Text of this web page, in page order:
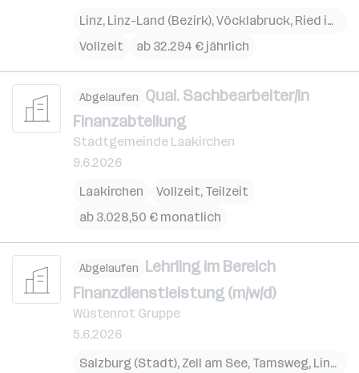
Linz, Linz-Land (Bezirk),Vöcklabruck, Ried im Innkreis
Vollzeit
ab 32.294 € jährlich
Abgelaufen Qual. Sachbearbeiter/in
Finanzabteilung
Stadtgemeinde Laakirchen
9.6.2026
Laakirchen
Vollzeit, Teilzeit
ab 3.028,50 € monatlich
Abgelaufen Lehrling im Bereich
Finanzdienstleistung (m/w/d)
Wüstenrot Gruppe
5.6.2026
Salzburg (Stadt), Zell am See, Tamsweg, Linz